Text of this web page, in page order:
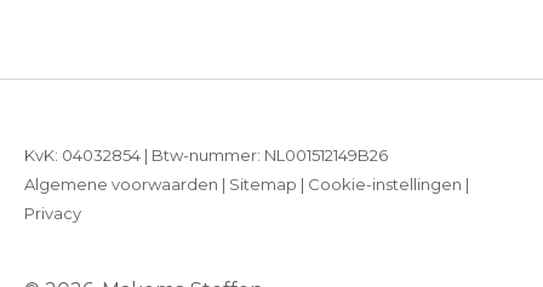
KvK: 04032854 | Btw-nummer: NL001512149B26
Algemene voorwaarden | Sitemap | Cookie-instellingen |
Privacy